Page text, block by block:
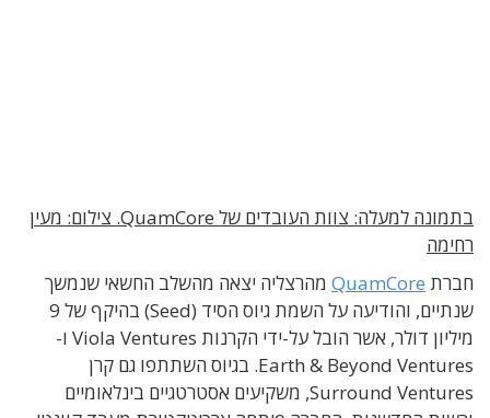
בתמונה למעלה: צוות העובדים של QuamCore. צילום: מעין
רחימה
חברת QuamCore מהרצליה יצאה מהשלב החשאי שנמשך
שנתיים, והודיעה על השמת גיוס הסיד (Seed) בהיקף של 9
מיליון דולר, אשר הובל על-ידי הקרנות Viola Ventures ו-
Earth & Beyond Ventures. בגיוס השתתפו גם קרן
Surround Ventures, משקיעים אסטרטגיים בינלאומיים